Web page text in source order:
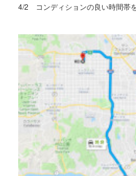
4/2 コンディションの良い時間帯